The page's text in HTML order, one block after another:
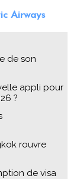
Airways
de son
appli pour
?
rouvre
de visa